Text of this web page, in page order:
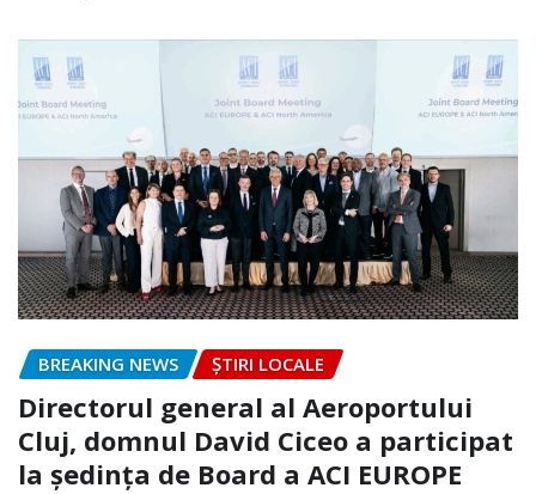
BREAKING NEWS ȘTIRI LOCALE
Directorul general al Aeroportului
Cluj, domnul David Ciceo a participat
la ședința de Board a ACI EUROPE